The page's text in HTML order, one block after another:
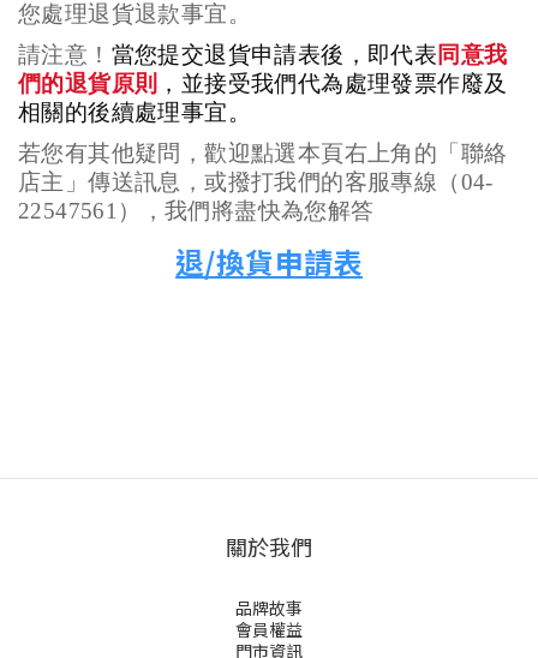
您處理退貨退款事宜。
請注意！ 當您提交退貨申請表後，即代表 同意我
們的退貨原則 ，並接受我們代為處理發票作廢及
相關的後續處理事宜。
若您有其他疑問，歡迎點選本頁右上角的「聯絡
店主」傳送訊息，或撥打我們的客服專線（04-
22547561 ），我們將盡快為您解答
退/換貨申請表
關於我們
品牌故事
會員權益
門市資訊